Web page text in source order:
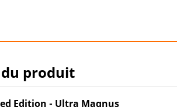
produit
Edition - Ultra Magnus